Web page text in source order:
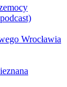
Wrocławia